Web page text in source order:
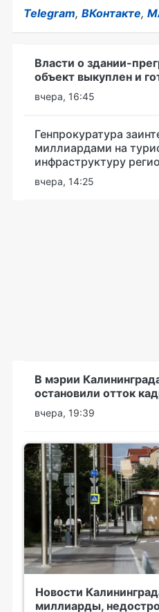
Telegram, ВКонтакте,
Власти о здании-
объект выкуплен и
вчера, 16:45
Генпрокуратура
миллиардами на
инфраструктуру
вчера, 14:25
В мэрии
остановили отток
вчера, 19:39
Новости
миллиарды,